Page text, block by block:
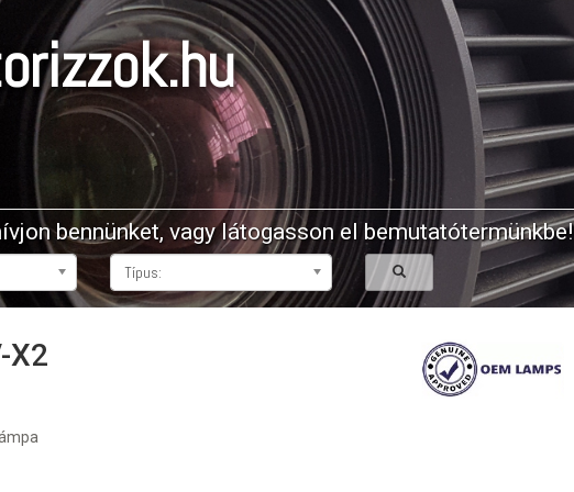
bennünket, vagy látogasson el bemutatótermünkbe!
Típus:
X2